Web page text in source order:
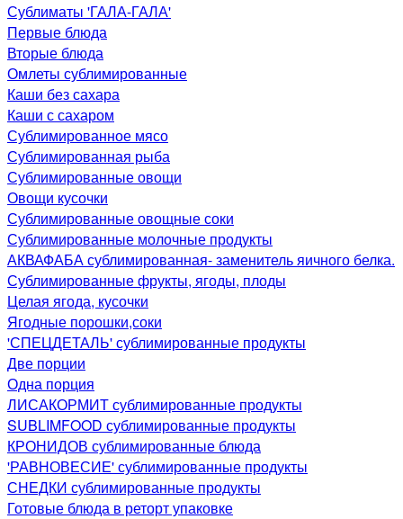
Сублиматы 'ГАЛА-ГАЛА'
Первые блюда
Вторые блюда
Омлеты сублимированные
Каши без сахара
Каши с сахаром
Сублимированное мясо
Сублимированная рыба
Сублимированные овощи
Овощи кусочки
Сублимированные овощные соки
Сублимированные молочные продукты
АКВАФАБА сублимированная- заменитель яичного белка.
Сублимированные фрукты, ягоды, плоды
Целая ягода, кусочки
Ягодные порошки,соки
'СПЕЦДЕТАЛЬ' сублимированные продукты
Две порции
Одна порция
ЛИСАКОРМИТ сублимированные продукты
SUBLIMFOOD сублимированные продукты
КРОНИДОВ сублимированные блюда
'РАВНОВЕСИЕ' сублимированные продукты
СНЕДКИ сублимированные продукты
Готовые блюда в реторт упаковке